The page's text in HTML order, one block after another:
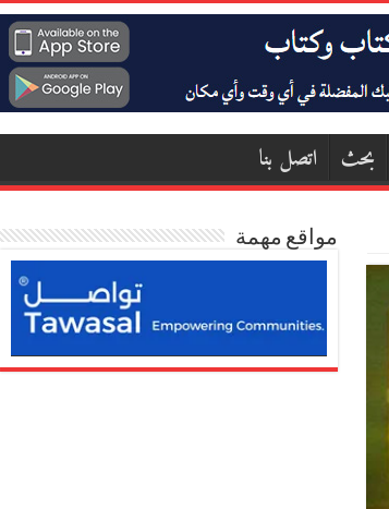
بحث اتصل بنا
مواقع مهمة